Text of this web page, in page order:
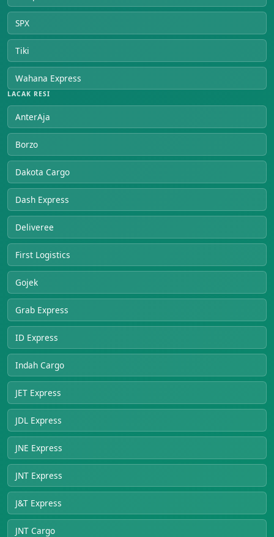
SPX
Tiki
Wahana Express
LACAK RESI
AnterAja
Borzo
Dakota Cargo
Dash Express
Deliveree
First Logistics
Gojek
Grab Express
ID Express
Indah Cargo
JET Express
JDL Express
JNE Express
JNT Express
J&T Express
JNT Cargo